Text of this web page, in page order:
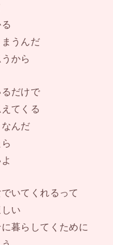
うんだ
から
だけで
てくる
んだ
いてくれるって
い
暮らしてくために